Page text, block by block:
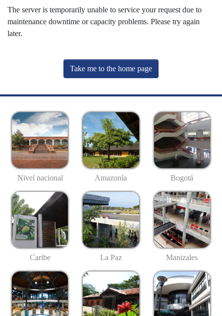
The server is temporarily unable to service your request due to
maintenance downtime or capacity problems. Please try again
later.
Take me to the home page
Nivel nacional Amazonía Bogotá
Caribe La Paz Manizales